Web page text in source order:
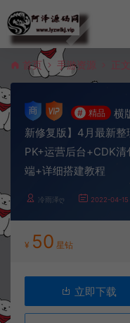
首页 手游资源 正文
# 精品
横
新修复版】4月最新
PK+运营后台+CDK
端+详细搭建教程
冷雨泽ღ 2022-04-15
¥ 50 星钻
立即下载